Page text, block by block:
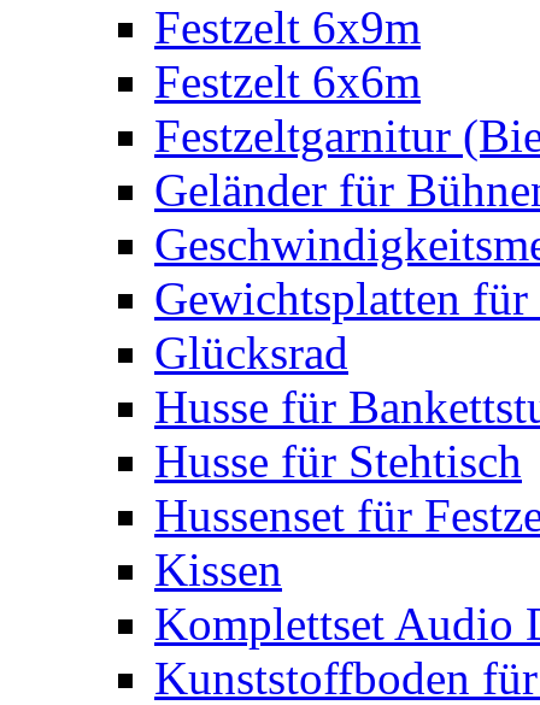
Festzelt 6x9m
Festzelt 6x6m
Festzeltgarnitur
Geländer für
Gewichtsplatten für
Glücksrad
Husse für
Husse für Stehtisch
Hussenset für
Kissen
Komplettset Audio
Kunststoffboden